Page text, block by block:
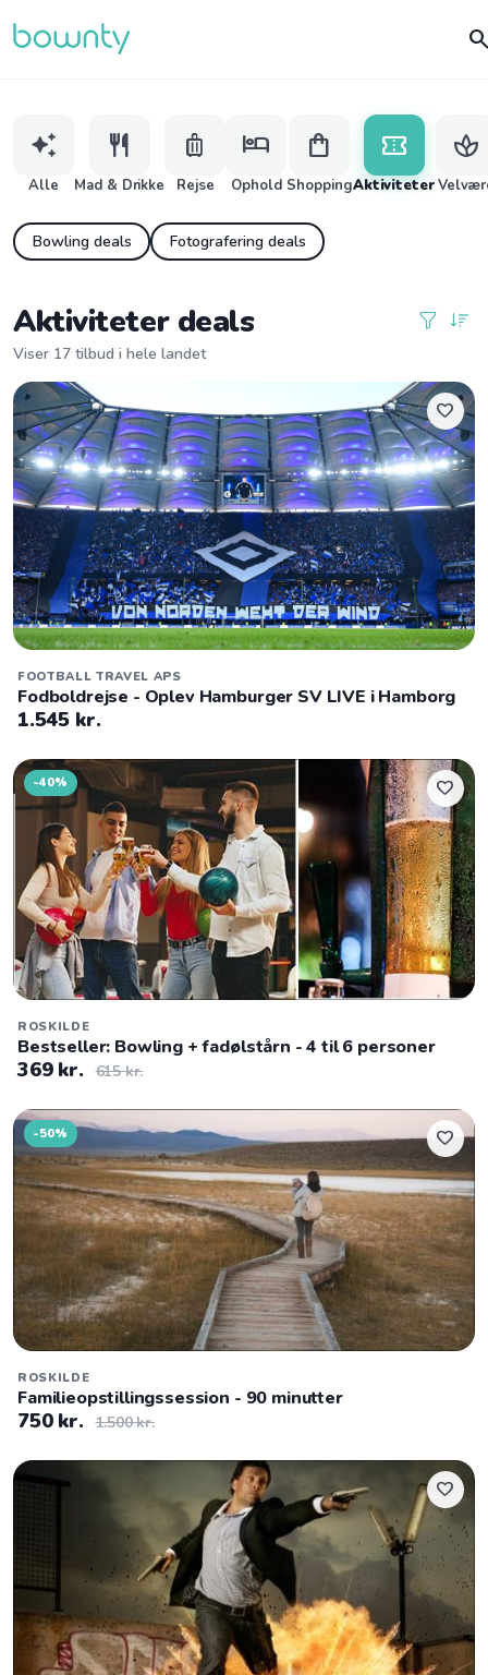
auto_awesome
Alle
restaurant
Mad & Drikke
luggage
Rejse
hotel
Ophold
shopping_bag
Shopping
confirmation_number
Aktiviteter
spa
Bowling deals Fotografering deals
Aktiviteter deals
Viser 17 tilbud i hele landet
favorite
FOOTBALL TRAVEL APS
Fodboldrejse - Oplev Hamburger SV LIVE i Hamborg
1.545 kr.
-40% favorite
ROSKILDE
Bestseller: Bowling + fadølstårn - 4 til 6 personer
369 kr. 615 kr.
-50% favorite
ROSKILDE
Familieopstillingssession - 90 minutter
750 kr. 1.500 kr.
favorite